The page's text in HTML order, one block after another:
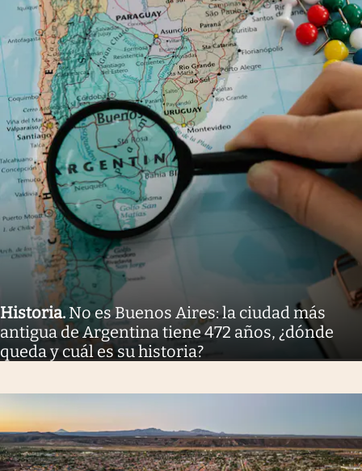
Historia. No es Buenos Aires: la ciudad más
antigua de Argentina tiene 472 años, ¿dónde
queda y cuál es su historia?